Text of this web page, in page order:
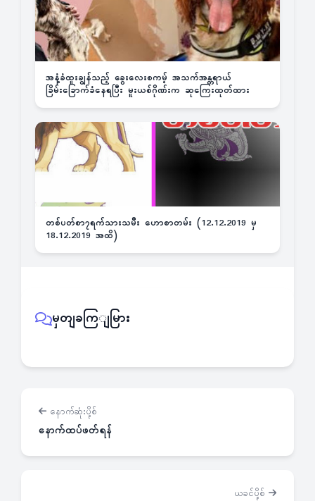
အနံ့ခံထူးချွန်သည့် ခွေးလေးစကမ့် အသက်အန္တရာယ်
ခြိမ်းခြောက်ခံနေရပြီး မူးယစ်ဂိုဏ်းက ဆုကြေးထုတ်ထား
တစ်ပတ်စာ၇ရက်သားသမီး ဟောစာတမ်း (12.12.2019 မှ
18.12.2019 အထိ)
မှတျခကြျမြား
နောက်ဆုံးပို့စ်
နောက်ထပ်ဖတ်ရန်
ယခင်ပို့စ်